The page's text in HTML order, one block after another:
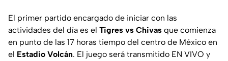
El primer partido encargado de iniciar con las
actividades del día es el Tigres vs Chivas que comienza
en punto de las 17 horas tiempo del centro de México en
el Estadio Volcán. El juego será transmitido EN VIVO y